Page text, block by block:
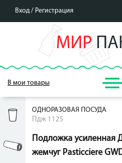
Вход / Регистрация
МИР
В мои товары
ОДНОРАЗОВАЯ ПОСУДА
Пдж 1125
Подложка усиленная
жемчуг Pasticciere